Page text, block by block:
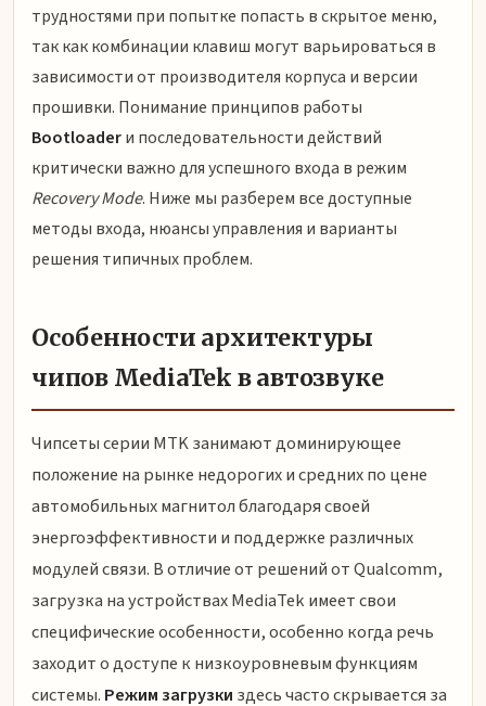
трудностями при попытке попасть в скрытое меню,
так как комбинации клавиш могут варьироваться в
зависимости от производителя корпуса и версии
прошивки. Понимание принципов работы
Bootloaderи последовательности действий
критически важно для успешного входа в режим
Recovery Mode. Ниже мы разберем все доступные
методы входа, нюансы управления и варианты
решения типичных проблем.
Особенности архитектуры
чипов MediaTek в автозвуке
Чипсеты серии MTK занимают доминирующее
положение на рынке недорогих и средних по цене
автомобильных магнитол благодаря своей
энергоэффективности и поддержке различных
модулей связи. В отличие от решений от Qualcomm,
загрузка на устройствах MediaTek имеет свои
специфические особенности, особенно когда речь
заходит о доступе к низкоуровневым функциям
системы. Режим загрузки здесь часто скрывается за